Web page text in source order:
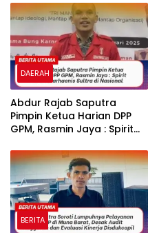
“Kearifan Lokal”
DAERAH
‎‎Abdur Rajab Saputra
Pimpin Ketua Harian DPP
GPM, Rasmin Jaya : Spirit
Nasional
BERITA